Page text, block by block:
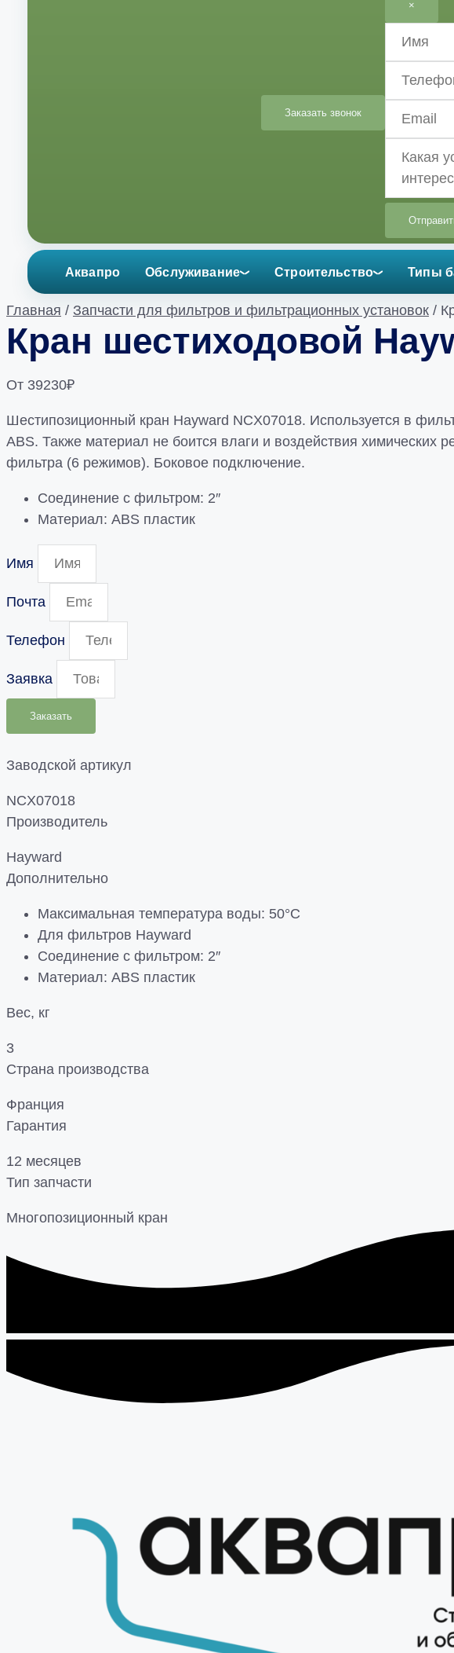
Заказать звонок
×
Аквапро Обслуживание Строительство Типы
Главная / Запчасти для фильтров и фильтрационных установок /
Кран шестиходовой
От 39230₽
Шестипозиционный кран Hayward NCX07018. Используется в
ABS. Также материал не боится влаги и воздействия
фильтра (6 режимов). Боковое подключение.
Соединение с фильтром: 2″
Материал: ABS пластик
Имя
Почта
Телефон
Заявка
Заказать
Заводской артикул
NCX07018
Производитель
Hayward
Дополнительно
Максимальная температура воды: 50°С
Для фильтров Hayward
Соединение с фильтром: 2″
Материал: ABS пластик
Вес, кг
3
Страна производства
Франция
Гарантия
12 месяцев
Тип запчасти
Многопозиционный кран